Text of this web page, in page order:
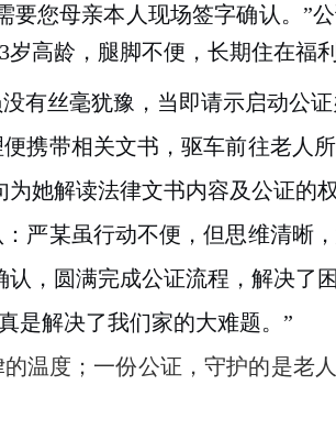
要您母亲本人现场签字确认。”
高龄，腿脚不便，长期住在福
有丝毫犹豫，当即请示启动公证
携带相关文书，驱车前往老人
她解读法律文书内容及公证的权
严某虽行动不便，但思维清晰
，圆满完成公证流程，解决了
是解决了我们家的大难题。”
温度；一份公证，守护的是老